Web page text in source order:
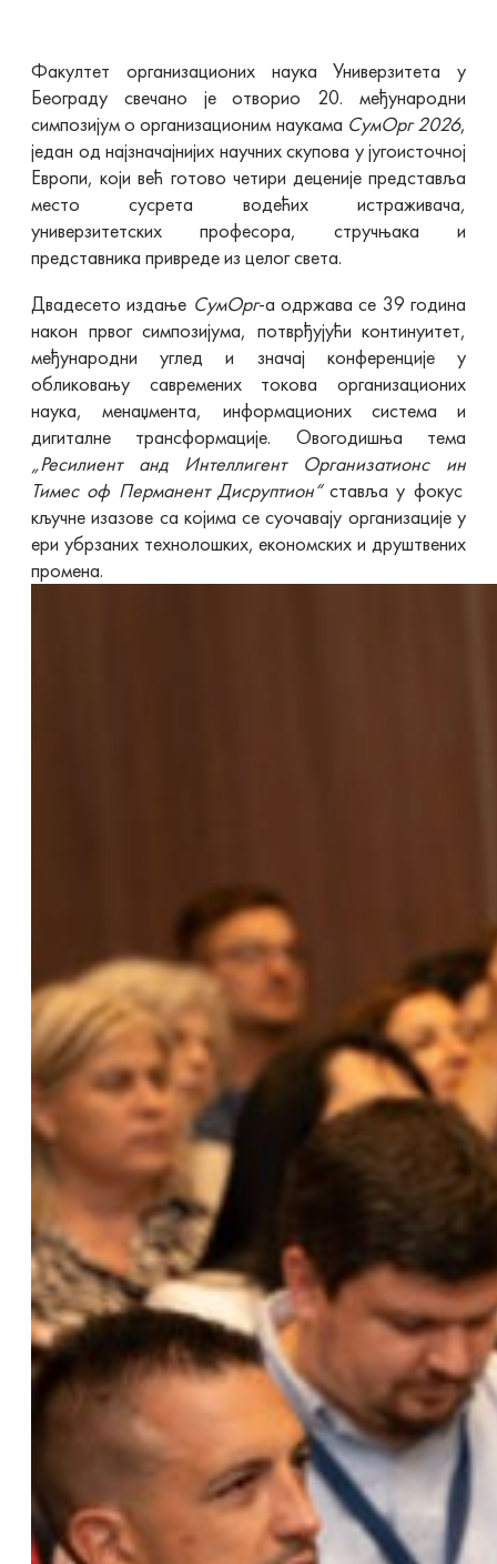
Факултет организационих наука Универзитета у
Београду свечано је отворио 20. међународни
симпозијум о организационим наукама СyмОрг2026,
један од најзначајнијих научних скупова у југоисточној
Европи, који већ готово четири деценије представља
место сусрета водећих истраживача,
универзитетских професора, стручњака и
представника привреде из целог света.
Двадесето издање СyмОрг-а одржава се 39 година
након првог симпозијума, потврђујући континуитет,
међународни углед и значај конференције у
обликовању савремених токова организационих
наука, менаџмента, информационих система и
дигиталне трансформације. Овогодишња тема
„РесилиентандИнтеллигентОрганизатионсин
Тимесоф ПерманентДисруптион“ставља у фокус
кључне изазове са којима се суочавају организације у
ери убрзаних технолошких, економских и друштвених
промена.